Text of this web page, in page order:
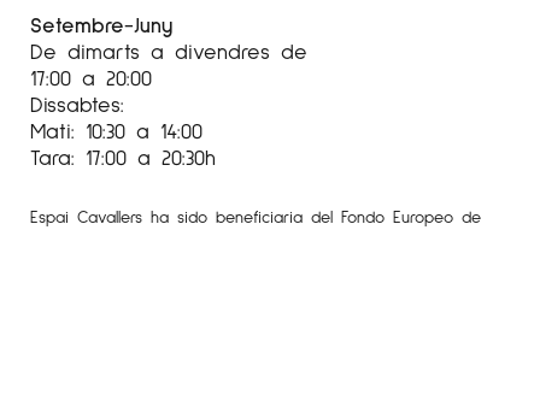
Setembre-Juny
De dimarts a divendres de
17:00 a 20:00
Dissabtes:
Mati: 10:30 a 14:00
Tara: 17:00 a 20:30h
Espai Cavallers ha sido beneficiaria del Fondo Europeo de